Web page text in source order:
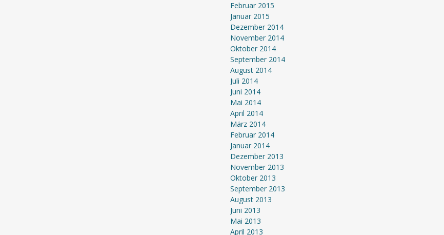
Februar 2015
Januar 2015
Dezember 2014
November 2014
Oktober 2014
September 2014
August 2014
Juli 2014
Juni 2014
Mai 2014
April 2014
März 2014
Februar 2014
Januar 2014
Dezember 2013
November 2013
Oktober 2013
September 2013
August 2013
Juni 2013
Mai 2013
April 2013